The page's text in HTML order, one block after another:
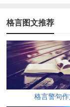
勤政从一言一行做
布勤，无以成就事
智者不惑，勇者
勤以为民，廉以
格言图文推荐
格言警句作